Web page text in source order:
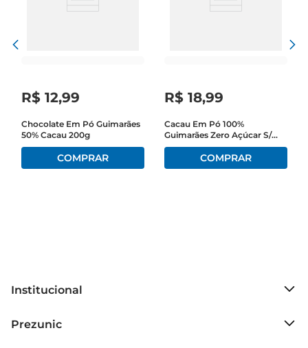
R$ 12,99
Chocolate Em Pó Guimarães
50% Cacau 200g
R$ 18,99
Cacau Em Pó 100%
Guimarães Zero Açúcar S/
Lácteose 200g
Institucional
Grupo Cencosud
Prezunic